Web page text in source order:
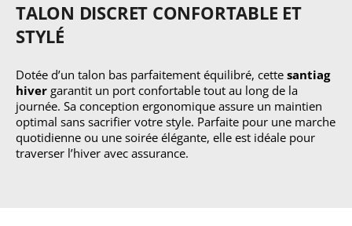
TALON DISCRET CONFORTABLE ET
STYLÉ
Dotée d’un talon bas parfaitement équilibré, cette santiag
hiver garantit un port confortable tout au long de la
journée. Sa conception ergonomique assure un maintien
optimal sans sacrifier votre style. Parfaite pour une marche
quotidienne ou une soirée élégante, elle est idéale pour
traverser l’hiver avec assurance.